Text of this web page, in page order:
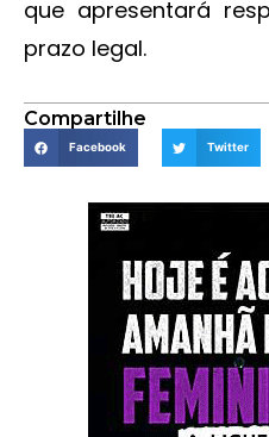
que apresentará
prazo legal.
Compartilhe
Facebook Twitter